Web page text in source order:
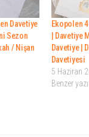
Davetiye
Sezon
/ Nişan
Ekopolen
| Davetiye
Davetiye |
Davetiyesi
5 Haziran
Benzer yazı